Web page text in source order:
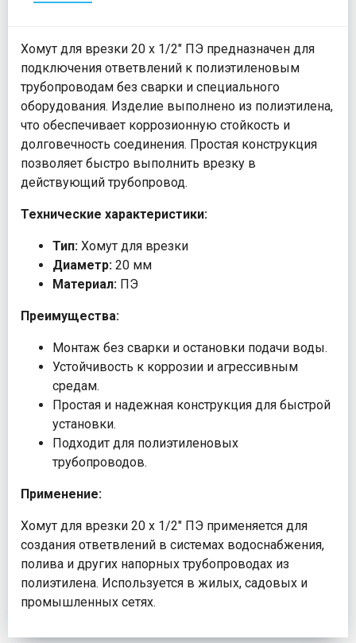
Хомут для врезки 20 х 1/2" ПЭ предназначен для
подключения ответвлений к полиэтиленовым
трубопроводам без сварки и специального
оборудования. Изделие выполнено из полиэтилена,
что обеспечивает коррозионную стойкость и
долговечность соединения. Простая конструкция
позволяет быстро выполнить врезку в
действующий трубопровод.
Технические характеристики:
Тип: Хомут для врезки
Диаметр: 20 мм
Материал: ПЭ
Преимущества:
Монтаж без сварки и остановки подачи воды.
Устойчивость к коррозии и агрессивным
средам.
Простая и надежная конструкция для быстрой
установки.
Подходит для полиэтиленовых
трубопроводов.
Применение:
Хомут для врезки 20 х 1/2" ПЭ применяется для
создания ответвлений в системах водоснабжения,
полива и других напорных трубопроводах из
полиэтилена. Используется в жилых, садовых и
промышленных сетях.